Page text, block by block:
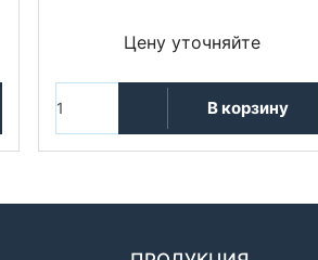
Цену уточняйте
В корзину